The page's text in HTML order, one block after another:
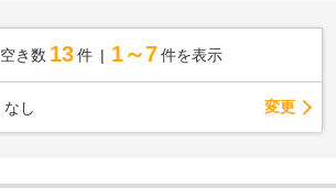
空き数 13 件 1～7 件を表示
なし 変更